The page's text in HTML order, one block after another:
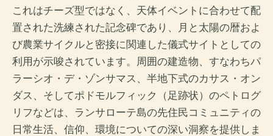
これはチーズ型ではなく、天体イベントに合わせて配
置された洗練された記念碑であり、月と太陽の暦およ
び農業サイクルと密接に関連した儀式サイトとしての
利用が示唆されています。周囲の建造物、すなわちパ
ラーシオ・デ・ゾンサマス、半地下式のカサス・オン
ダス、そしてポドモルフィック（足跡状）のペトログ
リフなどは、ランサローテ島の先住民コミュニティの
日常生活、信仰、環境についての深い洞察を提供しま